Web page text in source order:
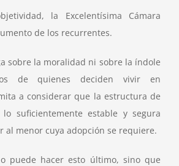
la Excelentísima Cámara
de los recurrentes.
sobre la moralidad ni sobre la índole
de quienes deciden vivir en
a considerar que la estructura de
suficientemente estable y segura
al menor cuya adopción se requiere.
puede hacer esto último, sino que